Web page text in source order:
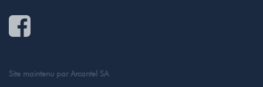
Site maintenu parArcantel SA